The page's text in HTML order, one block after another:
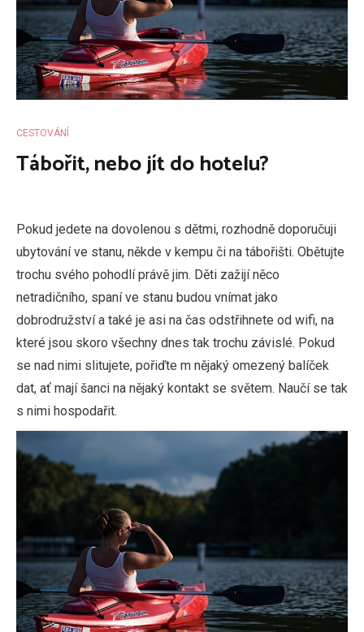
CESTOVÁNÍ
Tábořit, nebo jít do hotelu?
Pokud jedete na dovolenou s dětmi, rozhodně doporučuji
ubytování ve stanu, někde v kempu či na tábořišti. Obětujte
trochu svého pohodlí právě jim. Děti zažijí něco
netradičního, spaní ve stanu budou vnímat jako
dobrodružství a také je asi na čas odstřihnete od wifi, na
které jsou skoro všechny dnes tak trochu závislé. Pokud
se nad nimi slitujete, pořiďte m nějaký omezený balíček
dat, ať mají šanci na nějaký kontakt se světem. Naučí se tak
s nimi hospodařit.